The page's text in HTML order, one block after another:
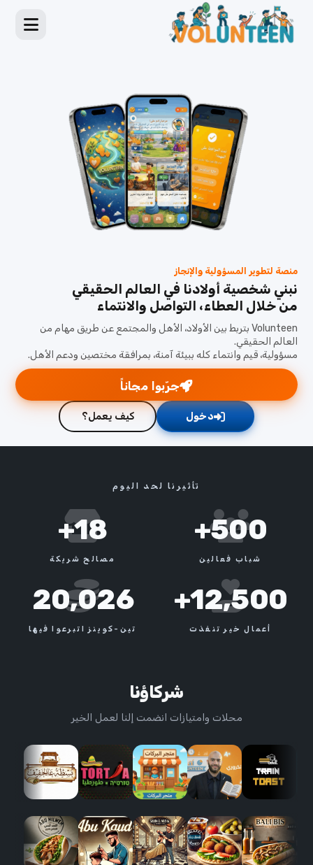
منصة لتطوير المسؤولية والإنجاز
نبني شخصية أولادنا في العالم الحقيقي
من خلال العطاء، التواصل والانتماء
Volunteen بتربط بين الأولاد، الأهل والمجتمع عن طريق مهام من
العالم الحقيقي.
مسؤولية، قيم وانتماء كله ببيئة آمنة، بمرافقة مختصين ودعم الأهل.
جرّبوا مجاناً
دخول كيف يعمل؟
تأثيرنا لحد اليوم
500+
شباب فعالين
18+
مصالح شريكة
12,500+
أعمال خير تنفذت
20,026
تين-كوينز اتبرعوا فيها
شركاؤنا
محلات وامتيازات انضمت إلنا لعمل الخير